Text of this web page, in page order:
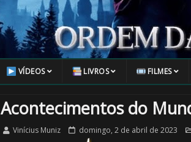
VÍDEOS LIVROS FILMES
Acontecimentos do
Vinícius Muniz domingo, 2 de abril de 2023